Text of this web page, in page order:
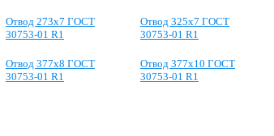
Отвод 273x7 ГОСТ
30753-01 R1
Отвод 325x7 ГОСТ
30753-01 R1
Отвод 377x8 ГОСТ
30753-01 R1
Отвод 377x10 ГОСТ
30753-01 R1